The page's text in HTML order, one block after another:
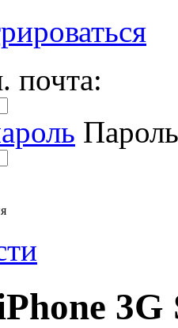
почта:
3G